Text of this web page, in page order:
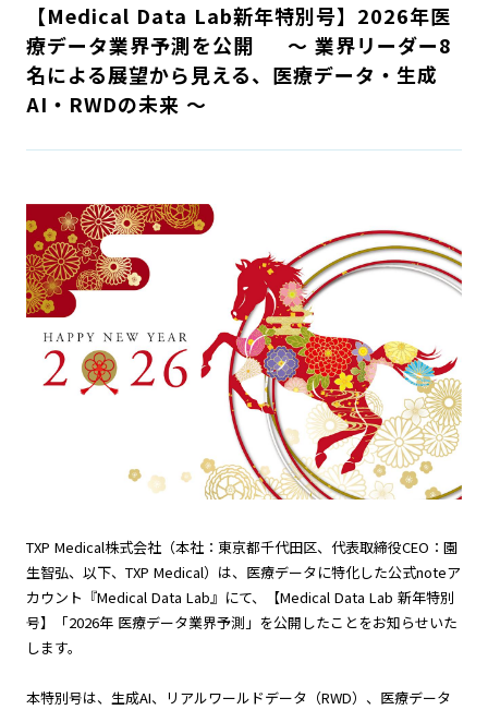
【Medical Data Lab新年特別号】2026年医
療データ業界予測を公開 〜 業界リーダー8
名による展望から見える、医療データ・生成
AI・RWDの未来 〜
TXP Medical株式会社（本社：東京都千代田区、代表取締役CEO：園
生智弘、以下、TXP Medical）は、医療データに特化した公式noteア
カウント『Medical Data Lab』にて、【Medical Data Lab 新年特別
号】「2026年 医療データ業界予測」を公開したことをお知らせいた
します。
本特別号は、生成AI、リアルワールドデータ（RWD）、医療データ
ニュース
事例紹介・オウンドメディア
EN